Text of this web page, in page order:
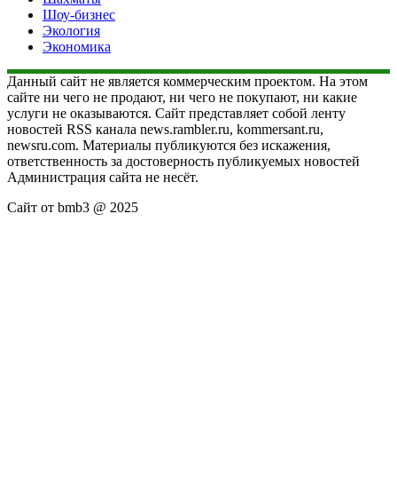
Шоу-бизнес
Экология
Экономика
Данный сайт не является коммерческим проектом. На этом
сайте ни чего не продают, ни чего не покупают, ни какие
услуги не оказываются. Сайт представляет собой ленту
новостей RSS канала news.rambler.ru, kommersant.ru,
newsru.com. Материалы публикуются без искажения,
ответственность за достоверность публикуемых новостей
Администрация сайта не несёт.
Сайт от bmb3 @ 2025